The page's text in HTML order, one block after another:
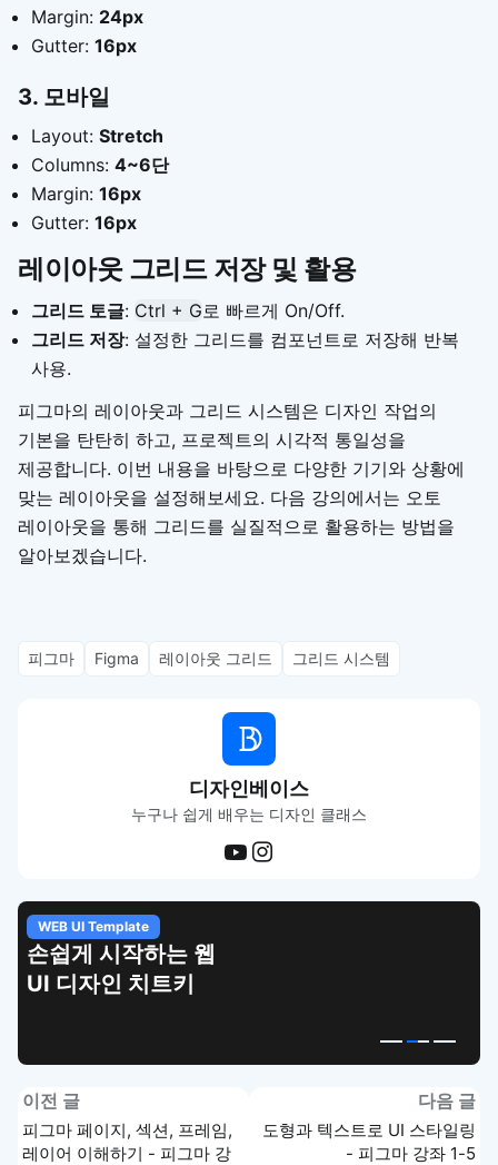
Margin: 24px
Gutter: 16px
3. 모바일
Layout: Stretch
Columns: 4~6단
Margin: 16px
Gutter: 16px
레이아웃 그리드 저장 및 활용
그리드 토글: Ctrl + G 로 빠르게 On/Off.
그리드 저장: 설정한 그리드를 컴포넌트로 저장해 반복
사용.
피그마의 레이아웃과 그리드 시스템은 디자인 작업의
기본을 탄탄히 하고, 프로젝트의 시각적 통일성을
제공합니다. 이번 내용을 바탕으로 다양한 기기와 상황에
맞는 레이아웃을 설정해보세요. 다음 강의에서는 오토
레이아웃을 통해 그리드를 실질적으로 활용하는 방법을
알아보겠습니다.
피그마 Figma 레이아웃 그리드 그리드 시스템
디자인베이스
누구나 쉽게 배우는 디자인 클래스
WEB UI Template
손쉽게 시작하는 웹
UI 디자인 치트키
이전 글
피그마 페이지, 섹션, 프레임,
레이어 이해하기 - 피그마 강
다음 글
도형과 텍스트로 UI 스타일링
- 피그마 강좌 1-5